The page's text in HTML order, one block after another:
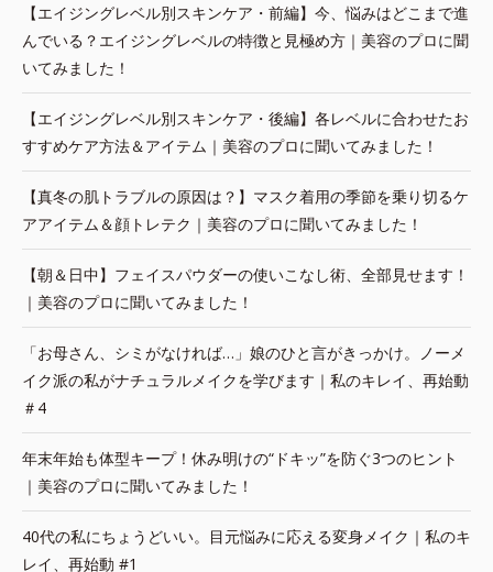
【エイジングレベル別スキンケア・前編】今、悩みはどこまで進
んでいる？エイジングレベルの特徴と見極め方｜美容のプロに聞
いてみました！
【エイジングレベル別スキンケア・後編】各レベルに合わせたお
すすめケア方法＆アイテム｜美容のプロに聞いてみました！
【真冬の肌トラブルの原因は？】マスク着用の季節を乗り切るケ
アアイテム＆顔トレテク｜美容のプロに聞いてみました！
【朝＆日中】フェイスパウダーの使いこなし術、全部見せます！
｜美容のプロに聞いてみました！
「お母さん、シミがなければ…」娘のひと言がきっかけ。ノーメ
イク派の私がナチュラルメイクを学びます｜私のキレイ、再始動
＃4
年末年始も体型キープ！休み明けの“ドキッ”を防ぐ3つのヒント
｜美容のプロに聞いてみました！
40代の私にちょうどいい。目元悩みに応える変身メイク｜私のキ
レイ、再始動 #1